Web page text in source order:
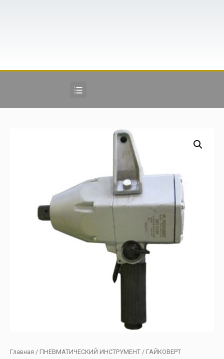
Главная / ПНЕВМАТИЧЕСКИЙ ИНСТРУМЕНТ / ГАЙКОВЕРТ